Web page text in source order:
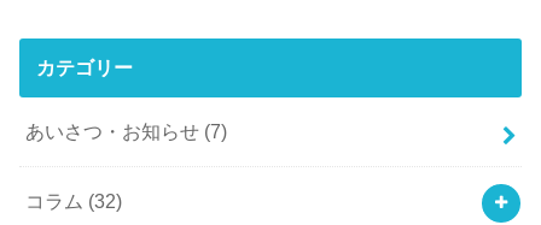
カテゴリー
あいさつ・お知らせ (7)
コラム (32)